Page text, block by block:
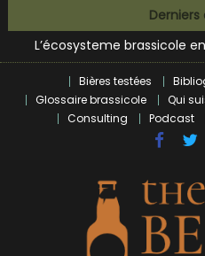
to
content
L’écosysteme brassicole
Zoumaï : pionnier de la
L’intelligence artificielle
BrewDog racheté par
Bières et célébrités
Bières testées
Glossaire brassicole
Qui
Consulting
Podcast